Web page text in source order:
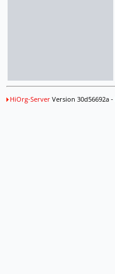
HiOrg-ServerVersion 30d56692a -